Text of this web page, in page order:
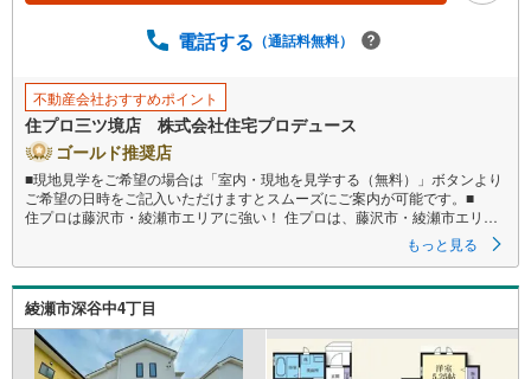
電話する （通話料無料）
不動産会社おすすめポイント
住プロ三ツ境店 株式会社住宅プロデュース
ゴールド推奨店
■現地見学をご希望の場合は「室内・現地を見学する（無料）」ボタンより
ご希望の日時をご記入いただけますとスムーズにご案内が可能です。■
住プロは藤沢市・綾瀬市エリアに強い！ 住プロは、藤沢市・綾瀬市エリア
の不動産売買専門会社です！最新物件情報や当社限定で販売する物件情報
--------------
弊社独自の住宅ローン提案システム
弊社ではファイナンシャル専門スタッフによる
【丁寧な資金アドバイス】
【ファイナンシャルプラン提案書の作成】
を随時行っております。
もっと見る
綾瀬市深谷中4丁目